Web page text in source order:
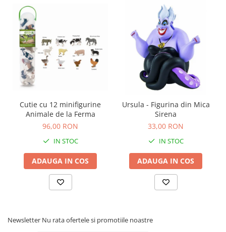
Cutie cu 12 minifigurine
Animale de la Ferma
96,00 RON
IN STOC
ADAUGA IN COS
Ursula - Figurina din Mica
Sirena
33,00 RON
IN STOC
ADAUGA IN COS
Newsletter Nu rata ofertele si promotiile noastre